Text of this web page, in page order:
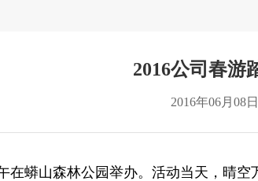
2016公司春游
2016年06月08日
蟒山森林公园举办。活动当天，晴